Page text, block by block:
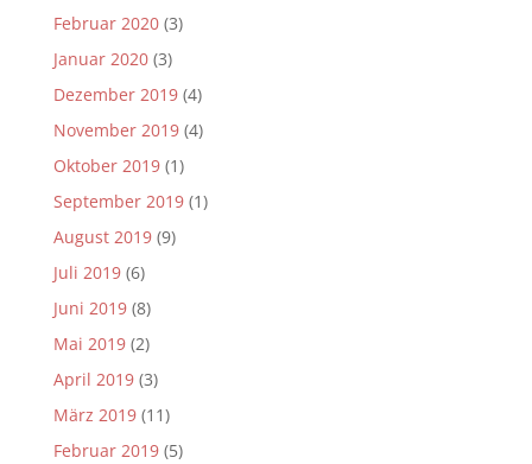
Februar 2020(3)
Januar 2020(3)
Dezember 2019(4)
November 2019(4)
Oktober 2019(1)
September 2019(1)
August 2019(9)
Juli 2019(6)
Juni 2019(8)
Mai 2019(2)
April 2019(3)
März 2019(11)
Februar 2019(5)